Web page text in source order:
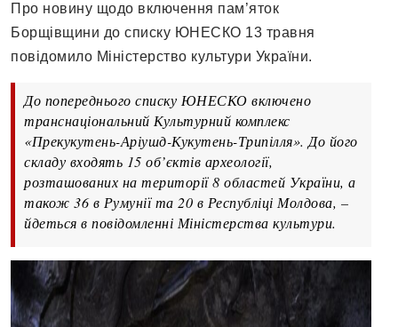
Про новину щодо включення пам’яток
Борщівщини до списку ЮНЕСКО 13 травня
повідомило Міністерство культури України.
До попереднього списку ЮНЕСКО включено
транснаціональний Культурний комплекс
«Прекукутень-Аріушд-Кукутень-Трипілля». До його
складу входять 15 об’єктів археології,
розташованих на території 8 областей України, а
також 36 в Румунії та 20 в Республіці Молдова, –
йдеться в повідомленні Міністерства культури.